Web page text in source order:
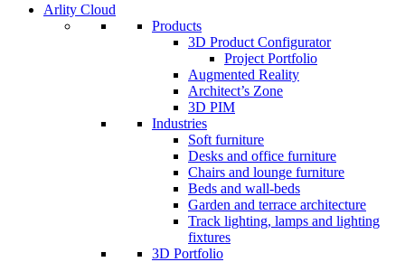
Arlity Cloud
Products
3D Product Configurator
Project Portfolio
Augmented Reality
Architect’s Zone
3D PIM
Industries
Soft furniture
Desks and office furniture​
Chairs and lounge furniture
Beds and wall-beds
Garden and terrace architecture
Track lighting, lamps and lighting
fixtures
3D Portfolio